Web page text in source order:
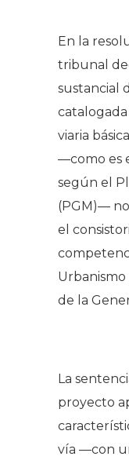
En la
tribunal
sustancial
viaria
—como es
según el
(PGM)—
el
de la
La
proyecto
vía —con